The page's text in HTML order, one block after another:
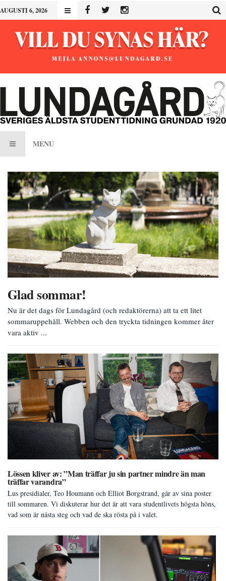
AUGUSTI 6, 2026
MENU
Glad sommar!
Nu är det dags för Lundagård (och redaktörerna) att ta ett litet
sommaruppehåll. Webben och den tryckta tidningen kommer åter
vara aktiv ...
Lössen kliver av: ”Man träffar ju sin partner mindre än man
träffar varandra”
Lus presidialer, Teo Houmann och Elliot Borgstrand, går av sina poster
till sommaren. Vi diskuterar hur det är att vara studentlivets högsta höns,
vad som är nästa steg och vad de ska rösta på i valet.